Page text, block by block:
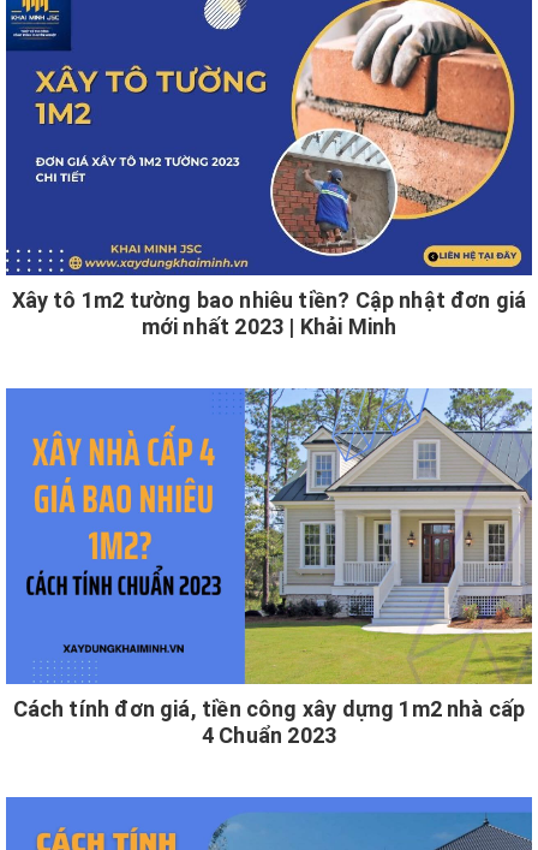
Xây tô 1m2 tường bao nhiêu tiền? Cập nhật đơn giá
mới nhất 2023 | Khải Minh
Cách tính đơn giá, tiền công xây dựng 1m2 nhà cấp
4 Chuẩn 2023